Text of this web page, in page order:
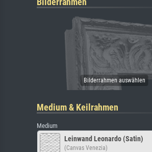
Medium & Keilrahmen
Medium
Leinwand Leonardo (Satin)
(Canvas Venezia)